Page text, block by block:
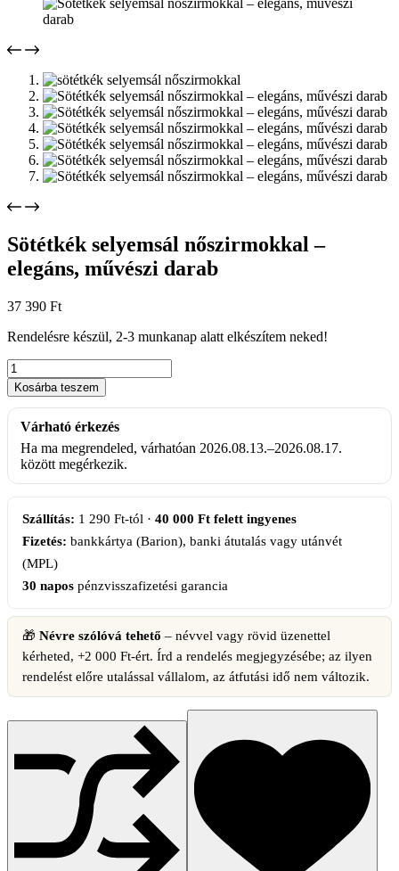
Sötétkék selyemsál nőszirmokkal –
elegáns, művészi darab
37 390 Ft
Rendelésre készül, 2-3 munkanap alatt elkészítem neked!
Sötétkék
selyemsál
nőszirmokkal
–
elegáns,
művészi
darab
mennyiség
Kosárba teszem
Várható érkezés
Ha ma megrendeled, várhatóan 2026.08.13.–2026.08.17.
között megérkezik.
Szállítás: 1 290 Ft-tól · 40 000 Ft felett ingyenes
Fizetés: bankkártya (Barion), banki átutalás vagy utánvét
(MPL)
30 napos pénzvisszafizetési garancia
🎁 Névre szólóvá tehető – névvel vagy rövid üzenettel
kérheted, +2 000 Ft-ért. Írd a rendelés megjegyzésébe; az ilyen
rendelést előre utalással vállalom, az átfutási idő nem változik.